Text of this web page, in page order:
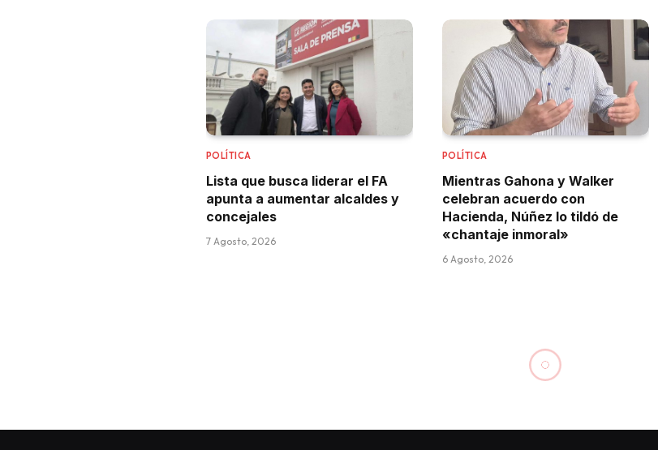
POLÍTICA
Lista que busca liderar el FA
apunta a aumentar alcaldes y
concejales
7 Agosto, 2026
POLÍTICA
Mientras Gahona y Walker
celebran acuerdo con
Hacienda, Núñez lo tildó de
«chantaje inmoral»
6 Agosto, 2026